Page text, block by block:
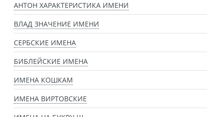
АНТОН ХАРАКТЕРИСТИКА ИМЕНИ
ВЛАД ЗНАЧЕНИЕ ИМЕНИ
СЕРБСКИЕ ИМЕНА
БИБЛЕЙСКИЕ ИМЕНА
ИМЕНА КОШКАМ
ИМЕНА ВИРТОВСКИЕ